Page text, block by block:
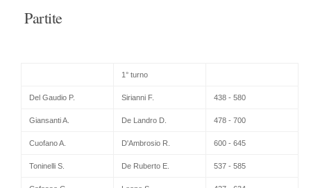
Partite
1° turno
Del Gaudio P. Sirianni F. 438 - 580
Giansanti A. De Landro D. 478 - 700
Cuofano A. D'Ambrosio R. 600 - 645
Toninelli S. De Ruberto E. 537 - 585